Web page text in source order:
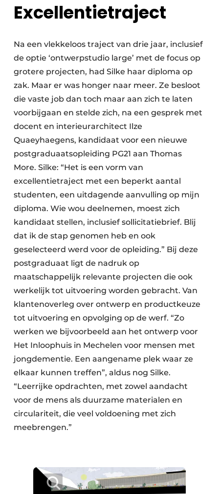
Excellentietraject
Na een vlekkeloos traject van drie jaar, inclusief
de optie ‘ontwerpstudio large’ met de focus op
grotere projecten, had Silke haar diploma op
zak. Maar er was honger naar meer. Ze besloot
die vaste job dan toch maar aan zich te laten
voorbijgaan en stelde zich, na een gesprek met
docent en interieurarchitect Ilze
Quaeyhaegens, kandidaat voor een nieuwe
postgraduaatsopleiding PG21 aan Thomas
More. Silke: “Het is een vorm van
excellentietraject met een beperkt aantal
studenten, een uitdagende aanvulling op mijn
diploma. Wie wou deelnemen, moest zich
kandidaat stellen, inclusief sollicitatiebrief. Blij
dat ik de stap genomen heb en ook
geselecteerd werd voor de opleiding.” Bij deze
postgraduaat ligt de nadruk op
maatschappelijk relevante projecten die ook
werkelijk tot uitvoering worden gebracht. Van
klantenoverleg over ontwerp en productkeuze
tot uitvoering en opvolging op de werf. “Zo
werken we bijvoorbeeld aan het ontwerp voor
Het Inloophuis in Mechelen voor mensen met
jongdementie. Een aangename plek waar ze
elkaar kunnen treffen”, aldus nog Silke.
“Leerrijke opdrachten, met zowel aandacht
voor de mens als duurzame materialen en
circulariteit, die veel voldoening met zich
meebrengen.”